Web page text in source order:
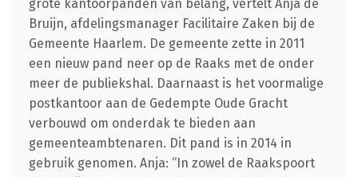
grote kantoorpanden van belang, vertelt Anja de
Bruijn, afdelingsmanager Facilitaire Zaken bij de
Gemeente Haarlem. De gemeente zette in 2011
een nieuw pand neer op de Raaks met de onder
meer de publiekshal. Daarnaast is het voormalige
postkantoor aan de Gedempte Oude Gracht
verbouwd om onderdak te bieden aan
gemeenteambtenaren. Dit pand is in 2014 in
gebruik genomen. Anja: “In zowel de Raakspoort